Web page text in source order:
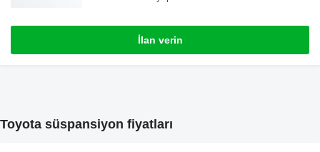
İlan verin
Toyota süspansiyon fiyatları